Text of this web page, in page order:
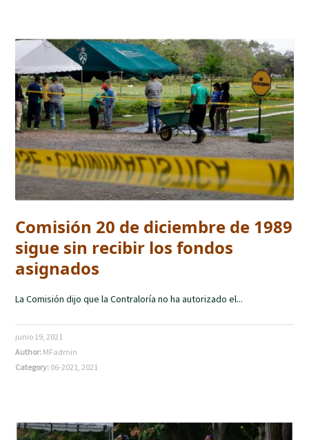
Comisión 20 de diciembre de 1989
sigue sin recibir los fondos
asignados
La Comisión dijo que la Contraloría no ha autorizado el...
junio 19, 2021
Author: MFadmin
Category: 06-2021 ,2021